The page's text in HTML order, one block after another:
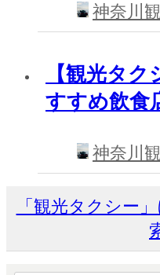
神奈川
【観光タ
すすめ飲食
神奈川
「観光タクシー